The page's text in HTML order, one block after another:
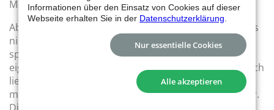
Mal einen Abstand von drei Toren herstellen.
Aber wie immer wäre der tus nicht der tus, wenn er es
nicht schaffen würde das Spiel bis zum Ende unnötig
spannend zu halten. Immer wieder schloss man die
eigenen Angriffe zu früh ab und verfiel in Hektik. Jedoch
ließ man glücklicherweise in der Abwehr auch nicht
mehr viel zu, den Rest entschärfte Torwart Max Bauer.
Informationen über den Einsatz von Cookies auf dieser
Webseite erhalten Sie in der Datenschutzerklärung
Nur essentielle Cookies
Alle akzeptieren